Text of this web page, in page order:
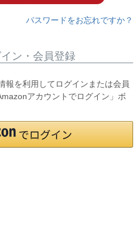
パスワードをお忘れですか？
ン・会員登録
報を利用してログインまたは会員
アカウントでログイン」ボ